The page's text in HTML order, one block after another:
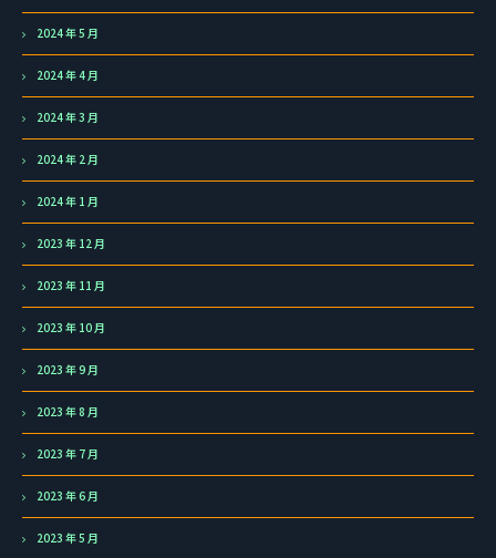
2024 年 5 月
2024 年 4 月
2024 年 3 月
2024 年 2 月
2024 年 1 月
2023 年 12 月
2023 年 11 月
2023 年 10 月
2023 年 9 月
2023 年 8 月
2023 年 7 月
2023 年 6 月
2023 年 5 月